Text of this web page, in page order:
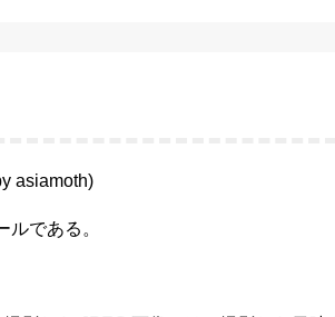
asiamoth)
ルである。